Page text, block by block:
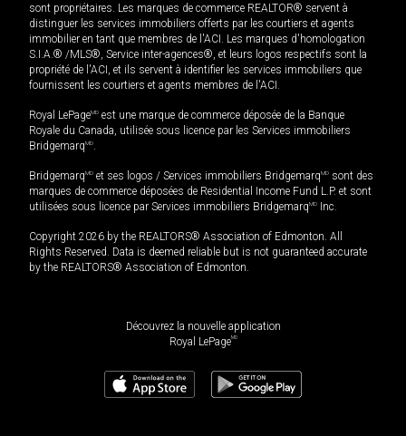
sont propriétaires. Les marques de commerce REALTOR® servent à
distinguer les services immobiliers offerts par les courtiers et agents
immobilier en tant que membres de l'ACI. Les marques d'homologation
S.I.A.® /MLS®, Service inter-agences®, et leurs logos respectifs sont la
propriété de l'ACI, et ils servent à identifier les services immobiliers que
fournissent les courtiers et agents membres de l'ACI.
Royal LePageMD est une marque de commerce déposée de la Banque
Royale du Canada, utilisée sous licence par les Services immobiliers
BridgemarqMD.
BridgemarqMD et ses logos / Services immobiliers BridgemarqMD sont des
marques de commerce déposées de Residential Income Fund L.P. et sont
utilisées sous licence par Services immobiliers BridgemarqMD Inc.
Copyright 2026 by the REALTORS® Association of Edmonton. All
Rights Reserved. Data is deemed reliable but is not guaranteed accurate
by the REALTORS® Association of Edmonton.
Découvrez la nouvelle application
Royal LePageMD